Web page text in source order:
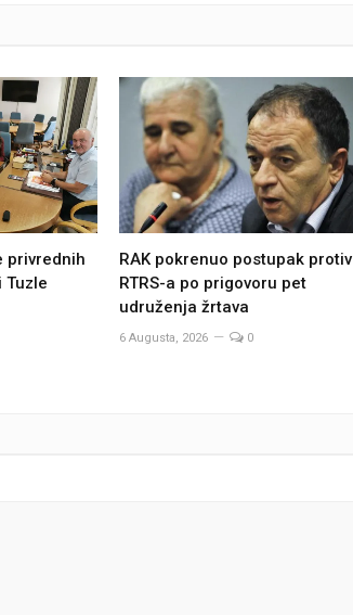
privrednih
Tuzle
RAK pokrenuo postupak protiv
RTRS-a po prigovoru pet
udruženja žrtava
6 Augusta, 2026 0